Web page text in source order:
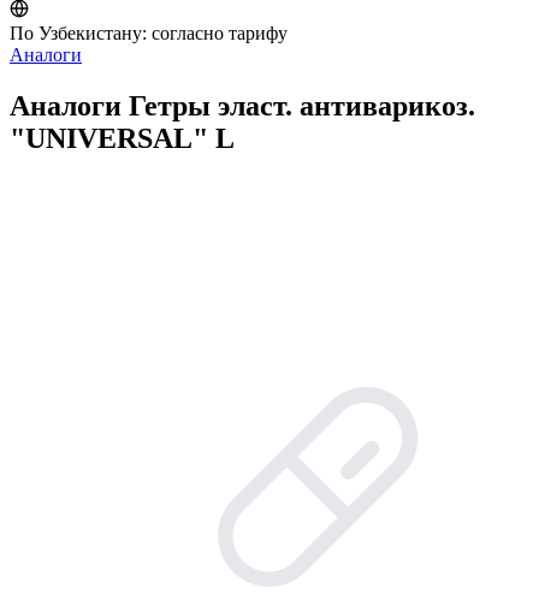
По Узбекистану: согласно тарифу
Аналоги
Аналоги Гетры эласт. антиварикоз.
"UNIVERSAL" L